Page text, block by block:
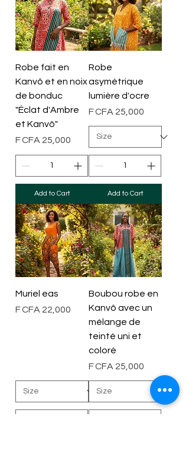
Robe fait en
Kanvô et en noix
de bonduc
"Éclat d'Ambre
et Kanvô"
Price
F CFA 25,000
Add to Cart
Robe
asymétrique
lumière d'ocre
Price
F CFA 25,000
Add to Cart
Muriel eas
Price
F CFA 22,000
Boubou robe en
Kanvô avec un
mélange de
teinté uni et
coloré
Price
F CFA 25,000